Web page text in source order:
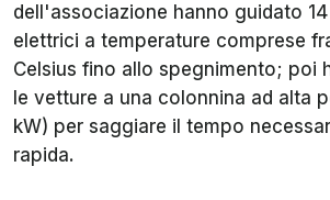
dell'associazione hanno guidato
elettrici a temperature comprese
Celsius fino allo spegnimento; poi
le vetture a una colonnina ad alta
kW) per saggiare il tempo
rapida.